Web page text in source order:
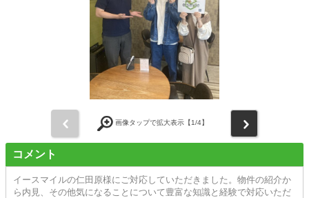
画像タップで拡大表示【1/4】
コメント
イースマイルの仁田原様にご対応していただきました。物件の紹介か
ら内見、その他気になることについて豊富な知識と経験で対応いただ